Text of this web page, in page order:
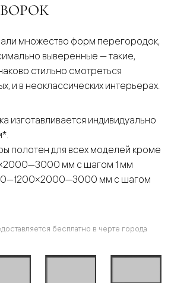
множество форм перегородок,
выверенные — такие,
стильно смотреться
и в неоклассических интерьерах.
изготавливается индивидуально
полотен для всех моделей кроме
мм с шагом 1 мм
мм с шагом
бесплатно в черте города